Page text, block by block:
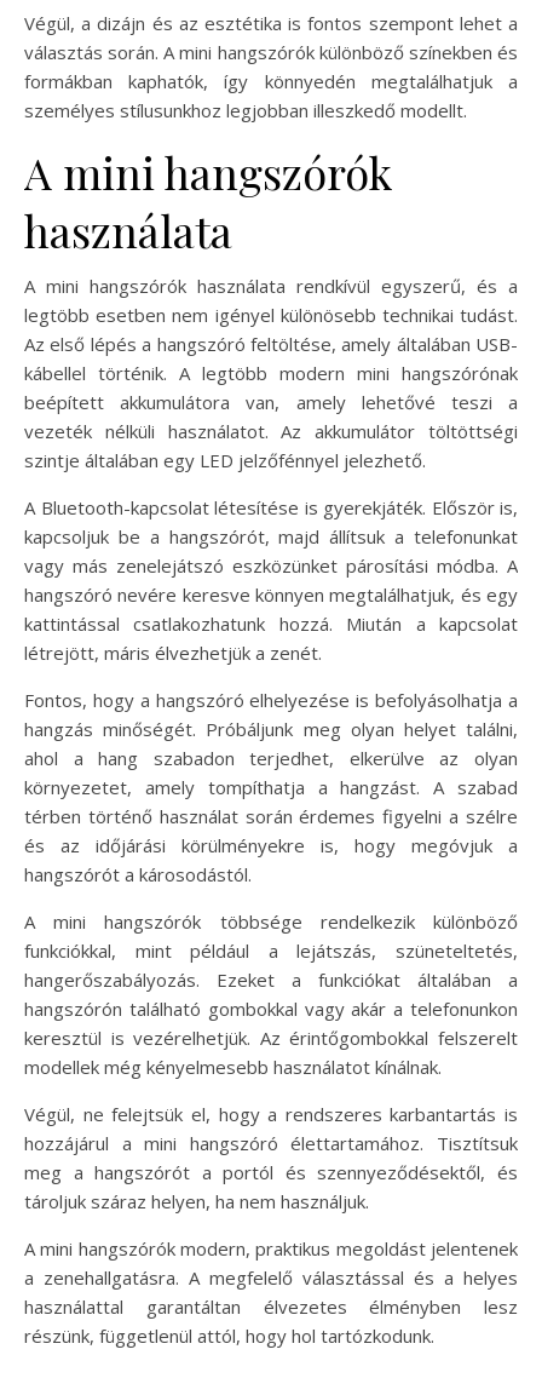
Végül, a dizájn és az esztétika is fontos szempont lehet a
választás során. A mini hangszórók különböző színekben és
formákban kaphatók, így könnyedén megtalálhatjuk a
személyes stílusunkhoz legjobban illeszkedő modellt.
A mini hangszórók
használata
A mini hangszórók használata rendkívül egyszerű, és a
legtöbb esetben nem igényel különösebb technikai tudást.
Az első lépés a hangszóró feltöltése, amely általában USB-
kábellel történik. A legtöbb modern mini hangszórónak
beépített akkumulátora van, amely lehetővé teszi a
vezeték nélküli használatot. Az akkumulátor töltöttségi
szintje általában egy LED jelzőfénnyel jelezhető.
A Bluetooth-kapcsolat létesítése is gyerekjáték. Először is,
kapcsoljuk be a hangszórót, majd állítsuk a telefonunkat
vagy más zenelejátszó eszközünket párosítási módba. A
hangszóró nevére keresve könnyen megtalálhatjuk, és egy
kattintással csatlakozhatunk hozzá. Miután a kapcsolat
létrejött, máris élvezhetjük a zenét.
Fontos, hogy a hangszóró elhelyezése is befolyásolhatja a
hangzás minőségét. Próbáljunk meg olyan helyet találni,
ahol a hang szabadon terjedhet, elkerülve az olyan
környezetet, amely tompíthatja a hangzást. A szabad
térben történő használat során érdemes figyelni a szélre
és az időjárási körülményekre is, hogy megóvjuk a
hangszórót a károsodástól.
A mini hangszórók többsége rendelkezik különböző
funkciókkal, mint például a lejátszás, szüneteltetés,
hangerőszabályozás. Ezeket a funkciókat általában a
hangszórón található gombokkal vagy akár a telefonunkon
keresztül is vezérelhetjük. Az érintőgombokkal felszerelt
modellek még kényelmesebb használatot kínálnak.
Végül, ne felejtsük el, hogy a rendszeres karbantartás is
hozzájárul a mini hangszóró élettartamához. Tisztítsuk
meg a hangszórót a portól és szennyeződésektől, és
tároljuk száraz helyen, ha nem használjuk.
A mini hangszórók modern, praktikus megoldást jelentenek
a zenehallgatásra. A megfelelő választással és a helyes
használattal garantáltan élvezetes élményben lesz
részünk, függetlenül attól, hogy hol tartózkodunk.